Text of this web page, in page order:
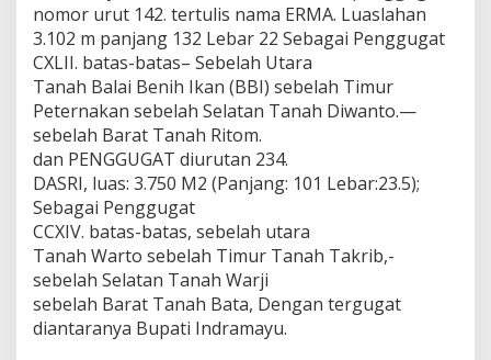
nomor urut 142. tertulis nama ERMA. Luaslahan
3.102 m panjang 132 Lebar 22 Sebagai Penggugat
CXLII. batas-batas– Sebelah Utara
Tanah Balai Benih Ikan (BBI) sebelah Timur
Peternakan sebelah Selatan Tanah Diwanto.—
sebelah Barat Tanah Ritom.
dan PENGGUGAT diurutan 234.
DASRI, luas: 3.750 M2 (Panjang: 101 Lebar:23.5);
Sebagai Penggugat
CCXIV. batas-batas, sebelah utara
Tanah Warto sebelah Timur Tanah Takrib,-
sebelah Selatan Tanah Warji
sebelah Barat Tanah Bata, Dengan tergugat
diantaranya Bupati Indramayu.